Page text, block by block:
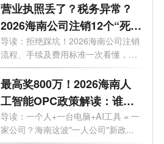
营业执照丢了？税务异常？
2026海南公司注销12个“死
结”一次性解开，海南老板速
藏！
导读：拒绝踩坑！2026海南公司注销
流程、手续及费用标准一次看懂，少
走弯...
最高奖800万！2026海南人
工智能OPC政策解读：谁可
以拿、能拿多少、怎么落
地？一文了解！
导读：一个人+一台电脑+AI工具 = 一
家公司？海南这波"一人公司"新政...